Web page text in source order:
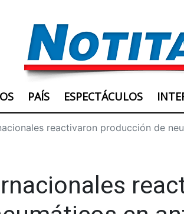
PAÍS ESPECTÁCULOS
reactivaron producción de